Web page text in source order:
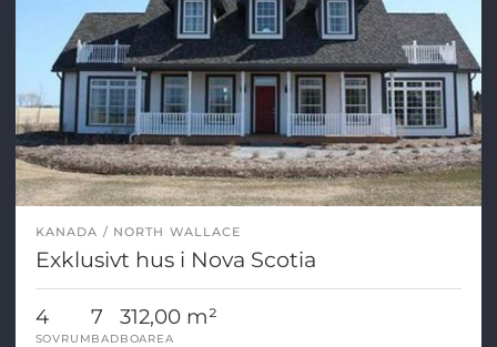
KANADA NORTH WALLACE
Exklusivt hus i Nova Scotia
4
SOVRUM
7
BAD
312,00 m²
BOAREA